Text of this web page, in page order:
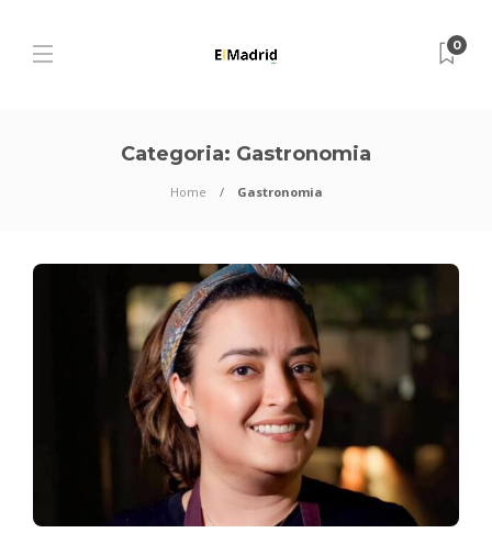
0
Categoria: Gastronomia
Home Gastronomia